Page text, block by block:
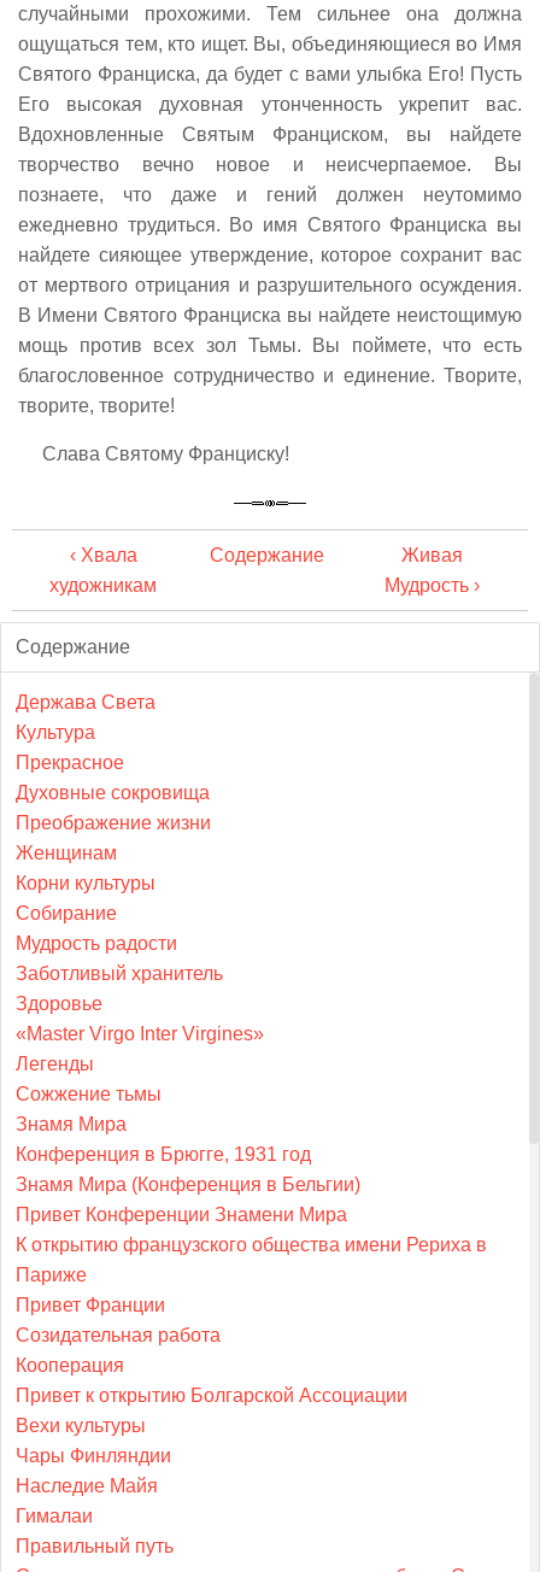
случайными прохожими. Тем сильнее она должна
ощущаться тем, кто ищет. Вы, объединяющиеся во Имя
Святого Франциска, да будет с вами улыбка Его! Пусть
Его высокая духовная утонченность укрепит вас.
Вдохновленные Святым Франциском, вы найдете
творчество вечно новое и неисчерпаемое. Вы
познаете, что даже и гений должен неутомимо
ежедневно трудиться. Во имя Святого Франциска вы
найдете сияющее утверждение, которое сохранит вас
от мертвого отрицания и разрушительного осуждения.
В Имени Святого Франциска вы найдете неистощимую
мощь против всех зол Тьмы. Вы поймете, что есть
благословенное сотрудничество и единение. Творите,
творите, творите!
Слава Святому Франциску!
‹ Хвала
художникам
Содержание
Живая
Мудрость ›
Содержание
Держава Света
Культура
Прекрасное
Духовные сокровища
Преображение жизни
Женщинам
Корни культуры
Собирание
Мудрость радости
Заботливый хранитель
Здоровье
«Master Virgo Inter Virgines»
Легенды
Сожжение тьмы
Знамя Мира
Конференция в Брюгге, 1931 год
Знамя Мира (Конференция в Бельгии)
Привет Конференции Знамени Мира
К открытию французского общества имени Рериха в
Париже
Привет Франции
Созидательная работа
Кооперация
Привет к открытию Болгарской Ассоциации
Вехи культуры
Чары Финляндии
Наследие Майя
Гималаи
Правильный путь